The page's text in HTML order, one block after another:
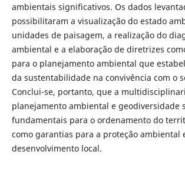
ambientais significativos. Os dados
possibilitaram a visualização do estado
unidades de paisagem, a realização do
ambiental e a elaboração de diretrizes
para o planejamento ambiental que
da sustentabilidade na convivência com o
Conclui-se, portanto, que a
planejamento ambiental e geodiversidade
fundamentais para o ordenamento do
como garantias para a proteção ambiental
desenvolvimento local.